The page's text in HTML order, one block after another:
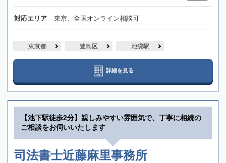
対応エリア 東京、全国オンライン相談可
東京都 豊島区 池袋駅
詳細を見る
【池下駅徒歩2分】親しみやすい雰囲気で、丁寧に相続の
ご相談をお伺いいたします
司法書士近藤麻里事務所